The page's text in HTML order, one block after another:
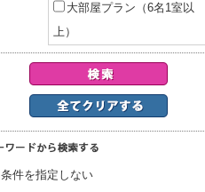
大部屋プラン（6名1室以
上）
条件を指定しない